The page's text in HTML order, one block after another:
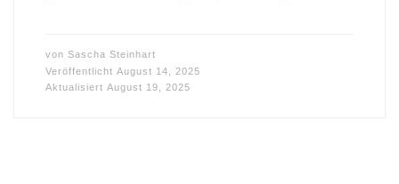
von Sascha Steinhart
Veröffentlicht August 14, 2025
Aktualisiert August 19, 2025